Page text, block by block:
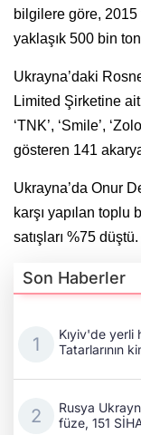
bilgilere göre, 2015
yaklaşık 500 bin
Ukrayna’daki
Limited Şirketine
‘TNK’, ‘Smile’,
gösteren 141
Ukrayna’da Onur
karşı yapılan toplu
satışları %75 düştü.
Son Haberler
Kıyiv'de yerli
Tatarlarının
Rusya
füze, 151